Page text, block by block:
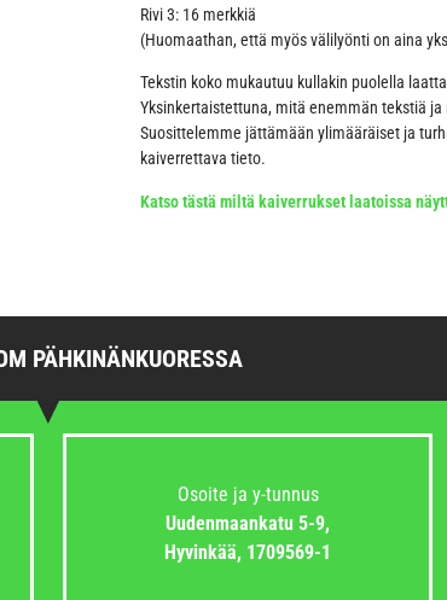
Rivi 3: 16 merkkiä
(Huomaathan, että myös välilyönti on aina
Tekstin koko mukautuu kullakin puolella
Yksinkertaistettuna, mitä enemmän tekstiä
Suosittelemme jättämään ylimääräiset ja
kaiverrettava tieto.
Katso tästä miltä kaiverrukset laatoissa
PÄHKINÄNKUORESSA
Osoite ja y-tunnus
Uudenmaankatu 5-9,
Hyvinkää, 1709569-1